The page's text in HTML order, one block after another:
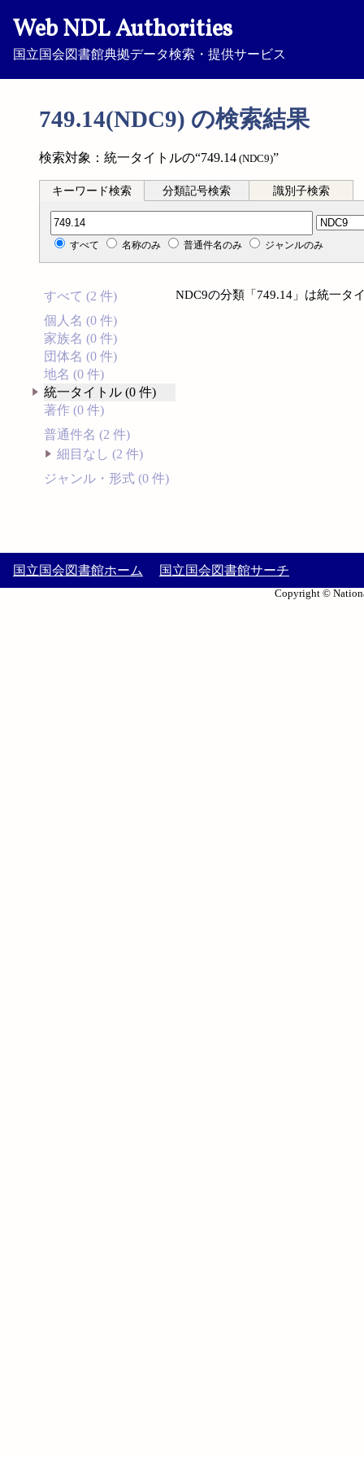
Web NDL Authorities
国立国会図書館典拠データ検索・提供サービス
749.14(NDC9) の検索結果
検索対象：統一タイトルの“749.14 (NDC9)”
キーワード検索 分類記号検索 識別子検索
分類記号検索
すべて 名称のみ 普通件名のみ ジャンルのみ
すべて (2 件)
個人名 (0 件)
家族名 (0 件)
団体名 (0 件)
地名 (0 件)
統一タイトル (0 件)
著作 (0 件)
普通件名 (2 件)
細目なし (2 件)
ジャンル・形式 (0 件)
NDC9の分類「749.14」は統一タ
国立国会図書館ホーム 国立国会図書館サーチ
Copyright ©